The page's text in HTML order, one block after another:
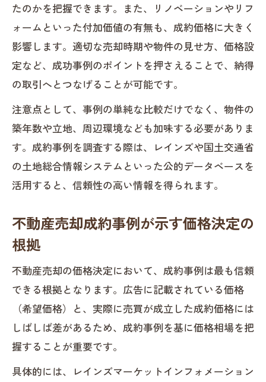
たのかを把握できます。また、リノベーションやリフ
ォームといった付加価値の有無も、成約価格に大きく
影響します。適切な売却時期や物件の見せ方、価格設
定など、成功事例のポイントを押さえることで、納得
の取引へとつなげることが可能です。
注意点として、事例の単純な比較だけでなく、物件の
築年数や立地、周辺環境なども加味する必要がありま
す。成約事例を調査する際は、レインズや国土交通省
の土地総合情報システムといった公的データベースを
活用すると、信頼性の高い情報を得られます。
不動産売却成約事例が示す価格決定の
根拠
不動産売却の価格決定において、成約事例は最も信頼
できる根拠となります。広告に記載されている価格
（希望価格）と、実際に売買が成立した成約価格には
しばしば差があるため、成約事例を基に価格相場を把
握することが重要です。
具体的には、レインズマーケットインフォメーション